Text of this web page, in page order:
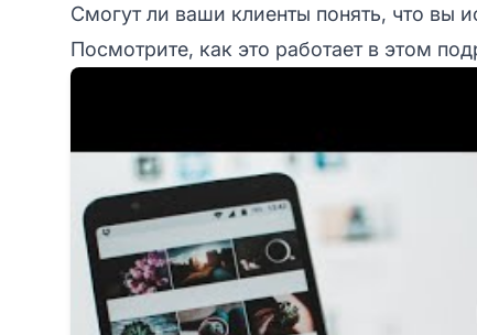
Смогут ли ваши клиенты понять, что вы
Посмотрите, как это работает в этом